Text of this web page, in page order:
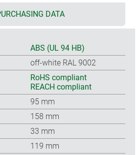
DATA
ABS (UL 94 HB)
off-white RAL 9002
RoHS compliant
REACH compliant
95 mm
158 mm
33 mm
119 mm